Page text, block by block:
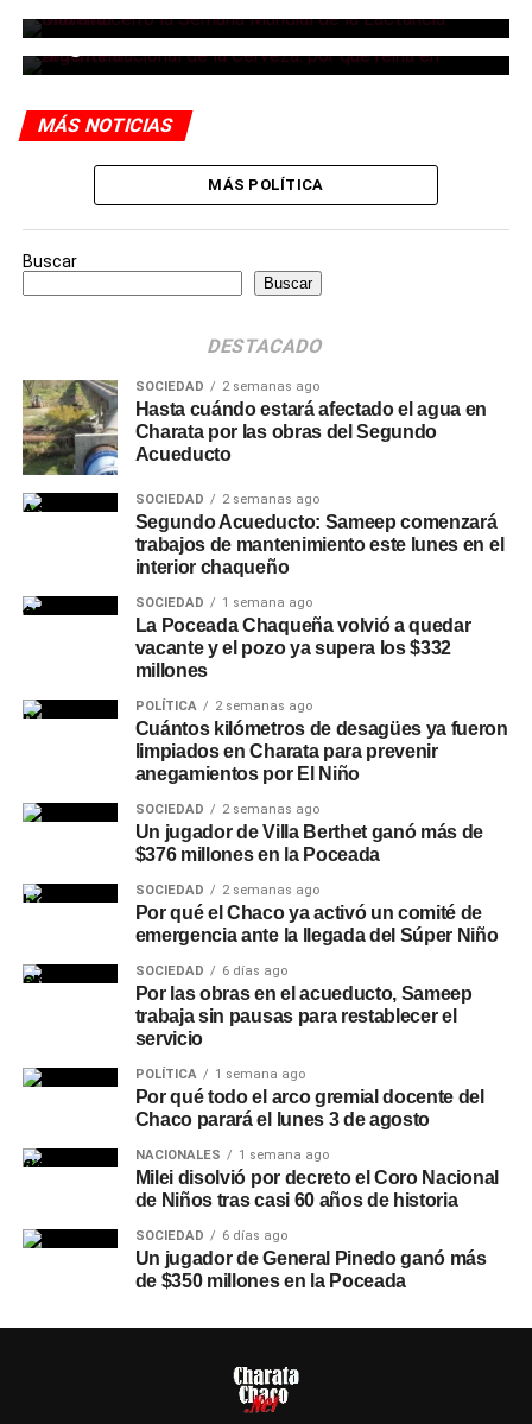
bebida preferida para los encuentros en
Argentina
MÁS NOTICIAS
MÁS POLÍTICA
Buscar
Buscar
DESTACADO
SOCIEDAD 2 semanas ago
Hasta cuándo estará afectado el agua en
Charata por las obras del Segundo
Acueducto
SOCIEDAD 2 semanas ago
Segundo Acueducto: Sameep comenzará
trabajos de mantenimiento este lunes en el
interior chaqueño
SOCIEDAD 1 semana ago
La Poceada Chaqueña volvió a quedar
vacante y el pozo ya supera los $332
millones
POLÍTICA 2 semanas ago
Cuántos kilómetros de desagües ya fueron
limpiados en Charata para prevenir
anegamientos por El Niño
SOCIEDAD 2 semanas ago
Un jugador de Villa Berthet ganó más de
$376 millones en la Poceada
SOCIEDAD 2 semanas ago
Por qué el Chaco ya activó un comité de
emergencia ante la llegada del Súper Niño
SOCIEDAD 6 días ago
Por las obras en el acueducto, Sameep
trabaja sin pausas para restablecer el
servicio
POLÍTICA 1 semana ago
Por qué todo el arco gremial docente del
Chaco parará el lunes 3 de agosto
NACIONALES 1 semana ago
Milei disolvió por decreto el Coro Nacional
de Niños tras casi 60 años de historia
SOCIEDAD 6 días ago
Un jugador de General Pinedo ganó más
de $350 millones en la Poceada